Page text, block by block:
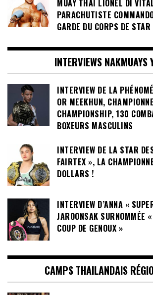
MUAY THAI LIONEL DI
PARACHUTISTE
GARDE DU CORPS DE STAR
INTERVIEWS NAKMUAYS
INTERVIEW DE LA
OR MEEKHUN,
CHAMPIONSHIP, 130
BOXEURS MASCULINS
INTERVIEW DE LA STAR
FAIRTEX », LA
DOLLARS !
INTERVIEW D’ANNA «
JAROONSAK SURNOMMÉE
COUP DE GENOUX »
CAMPS THAILANDAIS